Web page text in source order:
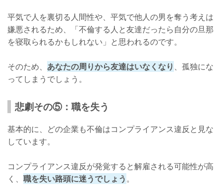
平気で人を裏切る人間性や、平気で他人の男を奪う考えは
嫌悪されるため、「不倫する人と友達だったら自分の旦那
を寝取られるかもしれない」と思われるのです。
そのため、 あなたの周りから友達はいなくなり 、孤独にな
ってしまうでしょう。
悲劇その⑤：職を失う
基本的に、どの企業も不倫はコンプライアンス違反と見な
しています。
コンプライアンス違反が発覚すると解雇される可能性が高
く、 職を失い路頭に迷うでしょう。